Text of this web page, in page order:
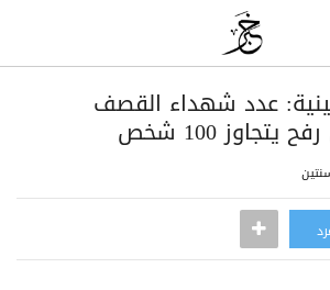
عدد شهداء القصف
100 شخص